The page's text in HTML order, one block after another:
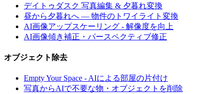
デイトゥダスク 写真編集 & 夕暮れ変換
昼から夕暮れへ — 物件のトワイライト変換
AI画像アップスケーリング - 解像度を向上
AI画像傾き補正・パースペクティブ修正
オブジェクト除去
Empty Your Space - AIによる部屋の片付け
写真からAIで不要な物・オブジェクトを削除